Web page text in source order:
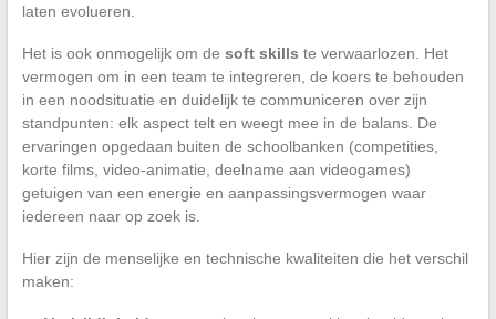
laten evolueren.
Het is ook onmogelijk om de soft skills te verwaarlozen. Het
vermogen om in een team te integreren, de koers te behouden
in een noodsituatie en duidelijk te communiceren over zijn
standpunten: elk aspect telt en weegt mee in de balans. De
ervaringen opgedaan buiten de schoolbanken (competities,
korte films, video-animatie, deelname aan videogames)
getuigen van een energie en aanpassingsvermogen waar
iedereen naar op zoek is.
Hier zijn de menselijke en technische kwaliteiten die het verschil
maken: